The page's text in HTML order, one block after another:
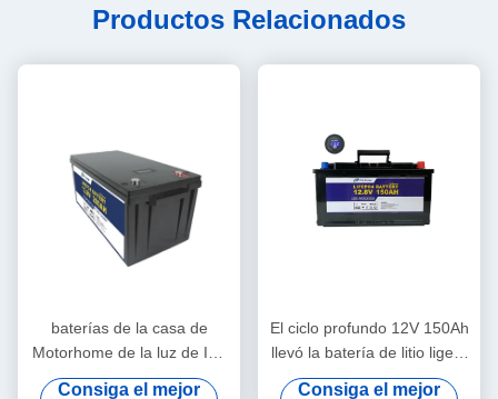
Productos Relacionados
baterías de la casa de
Motorhome de la luz de Ion
Phosphate Battery Pack Led
Consiga el mejor
El ciclo profundo 12V 150Ah
llevó la batería de litio ligera
recargable para la luz de
Consiga el mejor